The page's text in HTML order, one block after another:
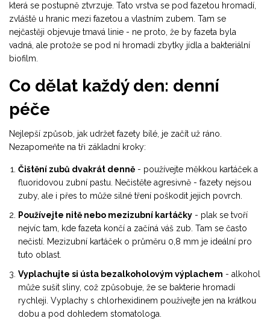
která se postupně ztvrzuje. Tato vrstva se pod fazetou hromadí,
zvláště u hranic mezi fazetou a vlastním zubem. Tam se
nejčastěji objevuje tmavá linie - ne proto, že by fazeta byla
vadná, ale protože se pod ní hromadí zbytky jídla a bakteriální
biofilm.
Co dělat každý den: denní
péče
Nejlepší způsob, jak udržet fazety bílé, je začít už ráno.
Nezapomeňte na tři základní kroky:
Čištění zubů dvakrát denně - používejte měkkou kartáček a
fluoridovou zubní pastu. Nečistěte agresivně - fazety nejsou
zuby, ale i přes to může silné tření poškodit jejich povrch.
Používejte nitě nebo mezizubní kartáčky - plak se tvoří
nejvíc tam, kde fazeta končí a začíná váš zub. Tam se často
nečistí. Mezizubní kartáček o průměru 0,8 mm je ideální pro
tuto oblast.
Vyplachujte si ústa bezalkoholovým výplachem - alkohol
může sušit sliny, což způsobuje, že se bakterie hromadí
rychleji. Vyplachy s chlorhexidinem používejte jen na krátkou
dobu a pod dohledem stomatologa.